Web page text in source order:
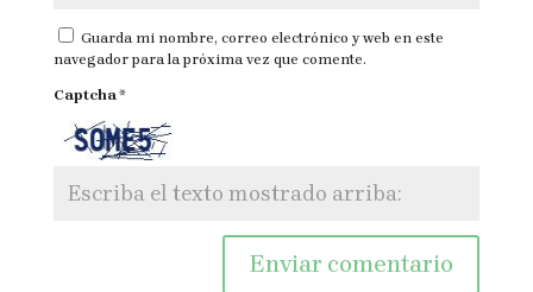
Guarda mi nombre, correo electrónico y web en este
navegador para la próxima vez que comente.
Captcha*